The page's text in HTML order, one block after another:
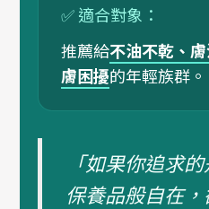
✅ 適合對象：
推薦給不油不乾、
膚困擾的年輕族群。
「如果你追求
保養品般自在